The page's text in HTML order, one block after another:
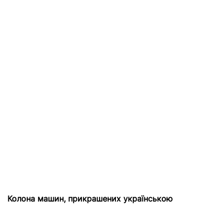
Колона машин, прикрашених українською